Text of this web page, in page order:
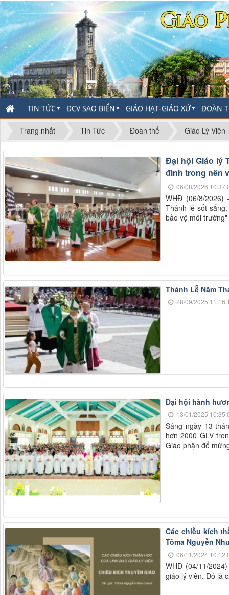
TIN TỨC ▼ ĐCV SAO BIỂN ▼ GIÁO HẠT-GIÁO XỨ▼ ĐOÀN
Trang nhất Tin Tức Đoàn thể Giáo Lý Viên
Đại hội Giáo lý
đình trong nền
06/08/2026
WHĐ (06/8/
Thánh lễ sốt
bảo vệ môi trường"
Thánh Lễ Năm
28/09/2025
Đại hội hành
13/01/2025
Sáng ngày 13
hơn 2000 GLV
Giáo phận để
Các chiều kích
Tôma Nguyễn
06/11/2024
WHĐ (04/11/
giáo lý viên. Đó là